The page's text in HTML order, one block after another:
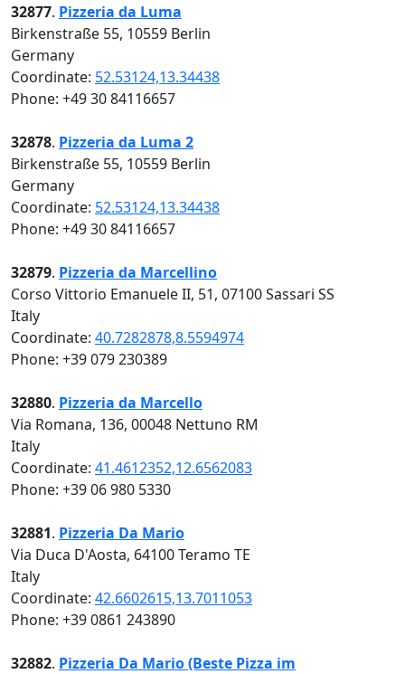
32877. Pizzeria da Luma
Birkenstraße 55, 10559 Berlin
Germany
Coordinate: 52.53124,13.34438
Phone: +49 30 84116657
32878. Pizzeria da Luma 2
Birkenstraße 55, 10559 Berlin
Germany
Coordinate: 52.53124,13.34438
Phone: +49 30 84116657
32879. Pizzeria da Marcellino
Corso Vittorio Emanuele II, 51, 07100 Sassari SS
Italy
Coordinate: 40.7282878,8.5594974
Phone: +39 079 230389
32880. Pizzeria da Marcello
Via Romana, 136, 00048 Nettuno RM
Italy
Coordinate: 41.4612352,12.6562083
Phone: +39 06 980 5330
32881. Pizzeria Da Mario
Via Duca D'Aosta, 64100 Teramo TE
Italy
Coordinate: 42.6602615,13.7011053
Phone: +39 0861 243890
32882. Pizzeria Da Mario (Beste Pizza im